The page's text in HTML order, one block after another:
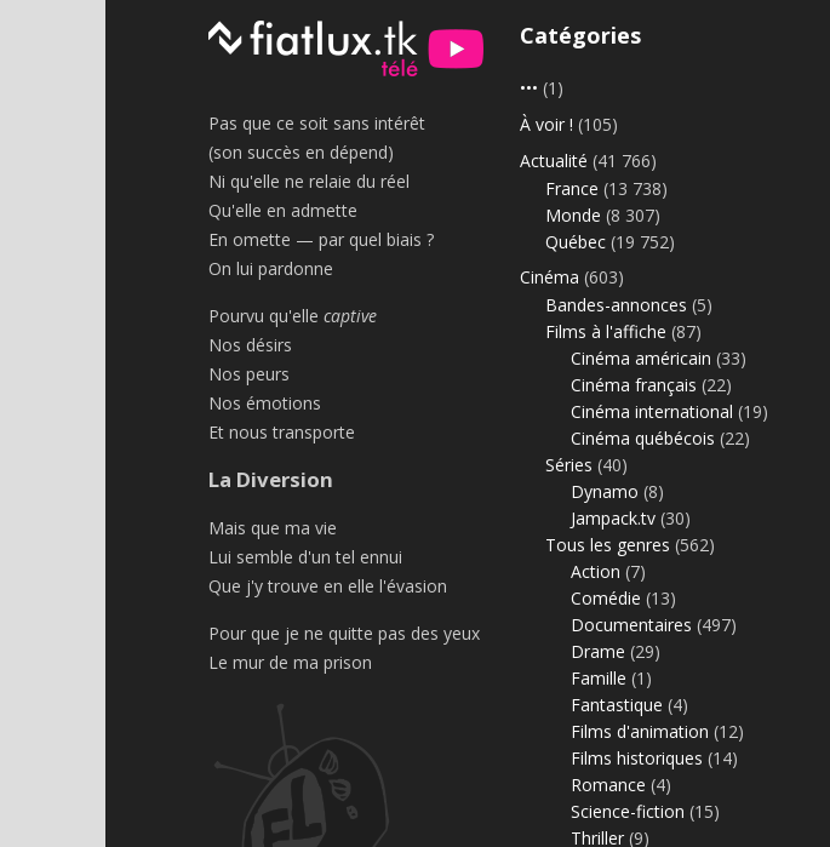
Pas que ce soit sans intérêt
(son succès en dépend)
Ni qu'elle ne relaie du réel
Qu'elle en admette
En omette — par quel biais ?
On lui pardonne
Pourvu qu'elle captive
Nos désirs
Nos peurs
Nos émotions
Et nous transporte
La Diversion
Mais que ma vie
Lui semble d'un tel ennui
Que j'y trouve en elle l'évasion
Pour que je ne quitte pas des yeux
Le mur de ma prison
Catégories
••• (1)
À voir ! (105)
Actualité (41 766)
France (13 738)
Monde (8 307)
Québec (19 752)
Cinéma (603)
Bandes-annonces (5)
Films à l'affiche (87)
Cinéma américain (33)
Cinéma français (22)
Cinéma international (19)
Cinéma québécois (22)
Séries (40)
Dynamo (8)
Jampack.tv (30)
Tous les genres (562)
Action (7)
Comédie (13)
Documentaires (497)
Drame (29)
Famille (1)
Fantastique (4)
Films d'animation (12)
Films historiques (14)
Romance (4)
Science-fiction (15)
Thriller (9)